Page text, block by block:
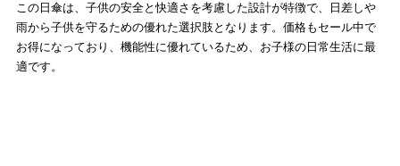
この日傘は、子供の安全と快適さを考慮した設計が特徴で、日差しや
雨から子供を守るための優れた選択肢となります。価格もセール中で
お得になっており、機能性に優れているため、お子様の日常生活に最
適です。